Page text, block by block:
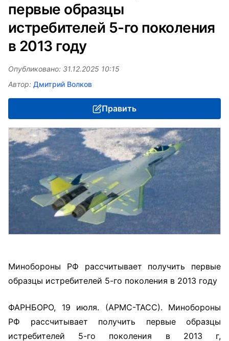
первые образцы
истребителей 5-го поколения
в 2013 году
Опубликовано: 31.12.2025 10:15
Автор: Дмитрий Волков
Править
Минобороны РФ рассчитывает получить первые
образцы истребителей 5-го поколения в 2013 году
ФАРНБОРО, 19 июля. (АРМС-ТАСС). Минобороны
РФ рассчитывает получить первые образцы
истребителей 5-го поколения в 2013 г,